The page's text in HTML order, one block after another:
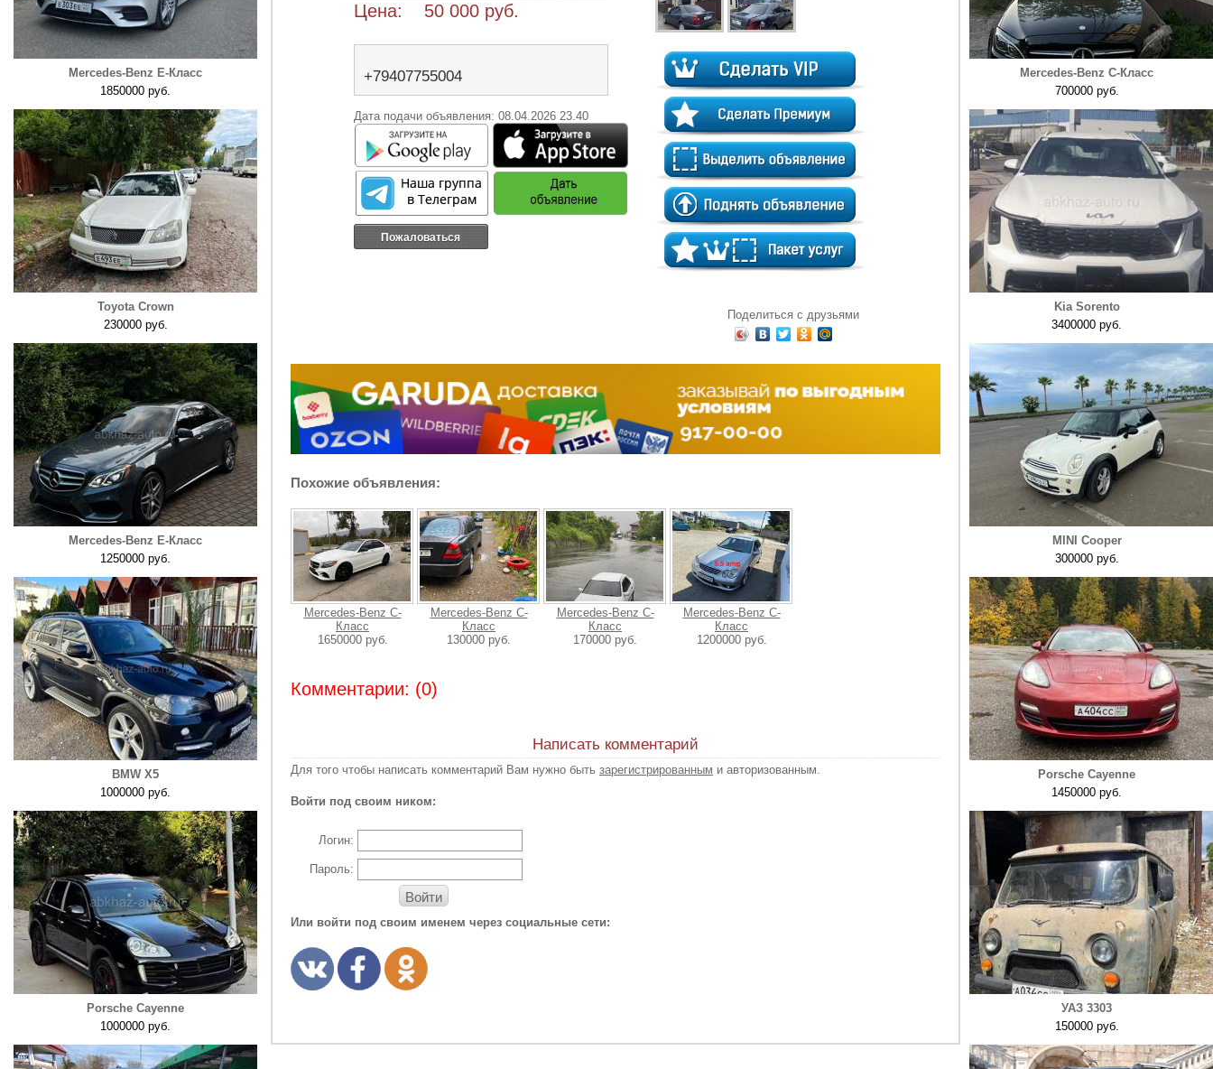
Mercedes-Benz E-Класс
1850000 руб.
Toyota Crown
230000 руб.
Mercedes-Benz E-Класс
1250000 руб.
BMW X5
1000000 руб.
Porsche Cayenne
1000000 руб.
Цена: 50 000 руб.
+79407755004
Дата подачи объявления: 08.04.2026 23.40
Пожаловаться
Поделиться с друзьями
Похожие объявления:
Mercedes-Benz C-
Класс
1650000 руб.
Mercedes-Benz C-
Класс
130000 руб.
Mercedes-Benz C-
Класс
170000 руб.
Mercedes-Benz C-
Класс
1200000 руб.
Комментарии: (0)
Написать комментарий
Для того чтобы написать комментарий Вам нужно быть зарегистрированным и авторизованным.
Войти под своим ником:
Логин:
Пароль:
Войти
Или войти под своим именем через социальные сети:
Mercedes-Benz C-Класс
700000 руб.
Kia Sorento
3400000 руб.
MINI Cooper
300000 руб.
Porsche Cayenne
1450000 руб.
УАЗ 3303
150000 руб.